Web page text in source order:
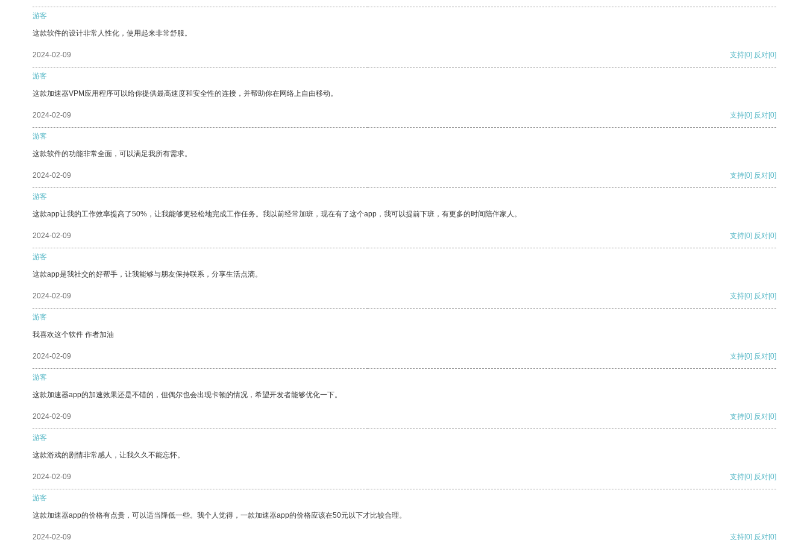
游客
这款软件的设计非常人性化，使用起来非常舒服。
2024-02-09 支持[0] 反对[0]
游客
这款加速器VPM应用程序可以给你提供最高速度和安全性的连接，并帮助你在网络上自由移动。
2024-02-09 支持[0] 反对[0]
游客
这款软件的功能非常全面，可以满足我所有需求。
2024-02-09 支持[0] 反对[0]
游客
这款app让我的工作效率提高了50%，让我能够更轻松地完成工作任务。我以前经常加班，现在有了这个app，我可以提前下班，有更多的时间陪伴家人。
2024-02-09 支持[0] 反对[0]
游客
这款app是我社交的好帮手，让我能够与朋友保持联系，分享生活点滴。
2024-02-09 支持[0] 反对[0]
游客
我喜欢这个软件 作者加油
2024-02-09 支持[0] 反对[0]
游客
这款加速器app的加速效果还是不错的，但偶尔也会出现卡顿的情况，希望开发者能够优化一下。
2024-02-09 支持[0] 反对[0]
游客
这款游戏的剧情非常感人，让我久久不能忘怀。
2024-02-09 支持[0] 反对[0]
游客
这款加速器app的价格有点贵，可以适当降低一些。我个人觉得，一款加速器app的价格应该在50元以下才比较合理。
2024-02-09 支持[0] 反对[0]